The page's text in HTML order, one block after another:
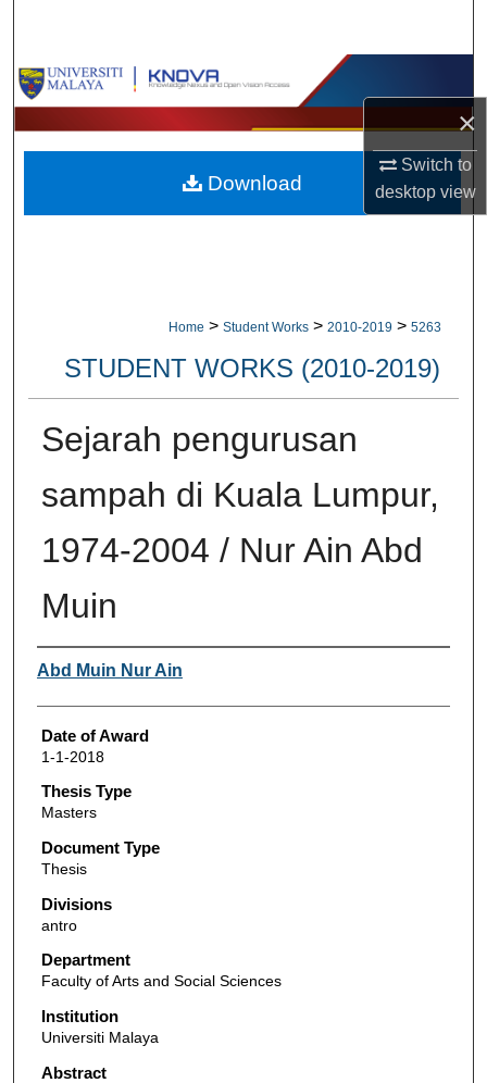
×
Switch to
desktopview
Browse Collections
My Account
About
Home > Student Works > 2010-2019 > 5263
STUDENT WORKS (2010-2019)
Sejarah pengurusan
sampah di Kuala Lumpur,
1974-2004 / Nur Ain Abd
Muin
Author
Abd Muin Nur Ain
Date of Award
1-1-2018
Thesis Type
Masters
Document Type
Thesis
Divisions
antro
Department
Faculty of Arts and Social Sciences
Institution
Universiti Malaya
Abstract
Download